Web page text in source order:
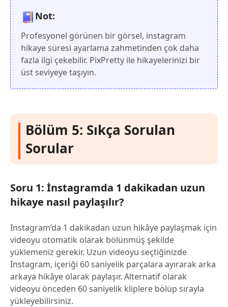
Not:
Profesyonel görünen bir görsel, instagram
hikaye süresi ayarlama zahmetinden çok daha
fazla ilgi çekebilir. PixPretty ile hikayelerinizi bir
üst seviyeye taşıyın.
Bölüm 5: Sıkça Sorulan
Sorular
Soru 1: İnstagramda 1 dakikadan uzun
hikaye nasıl paylaşılır?
Instagram’da 1 dakikadan uzun hikâye paylaşmak için
videoyu otomatik olarak bölünmüş şekilde
yüklemeniz gerekir. Uzun videoyu seçtiğinizde
Instagram, içeriği 60 saniyelik parçalara ayırarak arka
arkaya hikâye olarak paylaşır. Alternatif olarak
videoyu önceden 60 saniyelik kliplere bölüp sırayla
yükleyebilirsiniz.